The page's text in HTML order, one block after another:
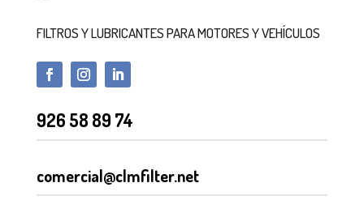
FILTROS Y LUBRICANTES PARA MOTORES Y VEHÍCULOS
926 58 89 74
comercial@clmfilter.net